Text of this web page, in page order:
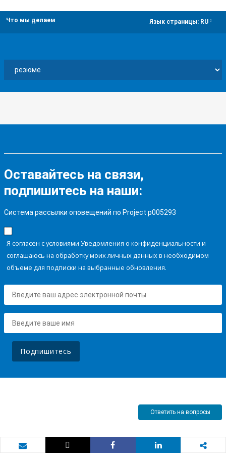
Что мы делаем Язык страницы: RU
Оставайтесь на связи,
подпишитесь на наши:
Система рассылки оповещений по Project p005293
Я согласен с условиями Уведомления о конфиденциальности и
соглашаюсь на обработку моих личных данных в необходимом
объеме для подписки на выбранные обновления.
Подпишитесь
Ответить на вопросы